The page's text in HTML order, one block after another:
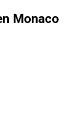
Monaco